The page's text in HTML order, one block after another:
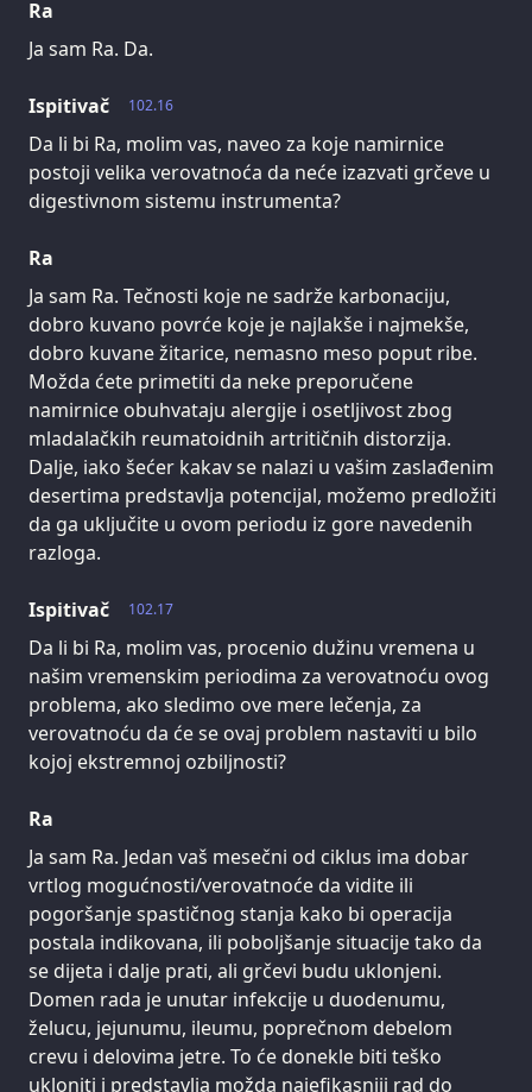
Ra
Ja sam Ra. Da.
102.16
Ispitivač
Da li bi Ra, molim vas, naveo za koje namirnice
postoji velika verovatnoća da neće izazvati grčeve u
digestivnom sistemu instrumenta?
Ra
Ja sam Ra. Tečnosti koje ne sadrže karbonaciju,
dobro kuvano povrće koje je najlakše i najmekše,
dobro kuvane žitarice, nemasno meso poput ribe.
Možda ćete primetiti da neke preporučene
namirnice obuhvataju alergije i osetljivost zbog
mladalačkih reumatoidnih artritičnih distorzija.
Dalje, iako šećer kakav se nalazi u vašim zaslađenim
desertima predstavlja potencijal, možemo predložiti
da ga uključite u ovom periodu iz gore navedenih
razloga.
102.17
Ispitivač
Da li bi Ra, molim vas, procenio dužinu vremena u
našim vremenskim periodima za verovatnoću ovog
problema, ako sledimo ove mere lečenja, za
verovatnoću da će se ovaj problem nastaviti u bilo
kojoj ekstremnoj ozbiljnosti?
Ra
Ja sam Ra. Jedan vaš mesečni od ciklus ima dobar
vrtlog mogućnosti/verovatnoće da vidite ili
pogoršanje spastičnog stanja kako bi operacija
postala indikovana, ili poboljšanje situacije tako da
se dijeta i dalje prati, ali grčevi budu uklonjeni.
Domen rada je unutar infekcije u duodenumu,
želucu, jejunumu, ileumu, poprečnom debelom
crevu i delovima jetre. To će donekle biti teško
ukloniti i predstavlja možda najefikasniji rad do